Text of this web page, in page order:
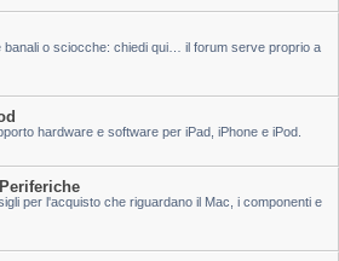
banali o sciocche: chiedi qui… il forum serve proprio a
hardware e software per iPad, iPhone e iPod.
per l'acquisto che riguardano il Mac, i componenti e